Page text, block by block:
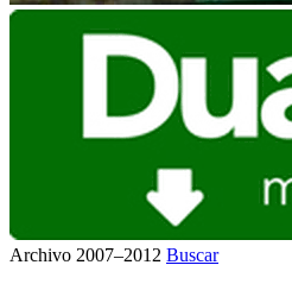
Archivo 2007–2012 Buscar